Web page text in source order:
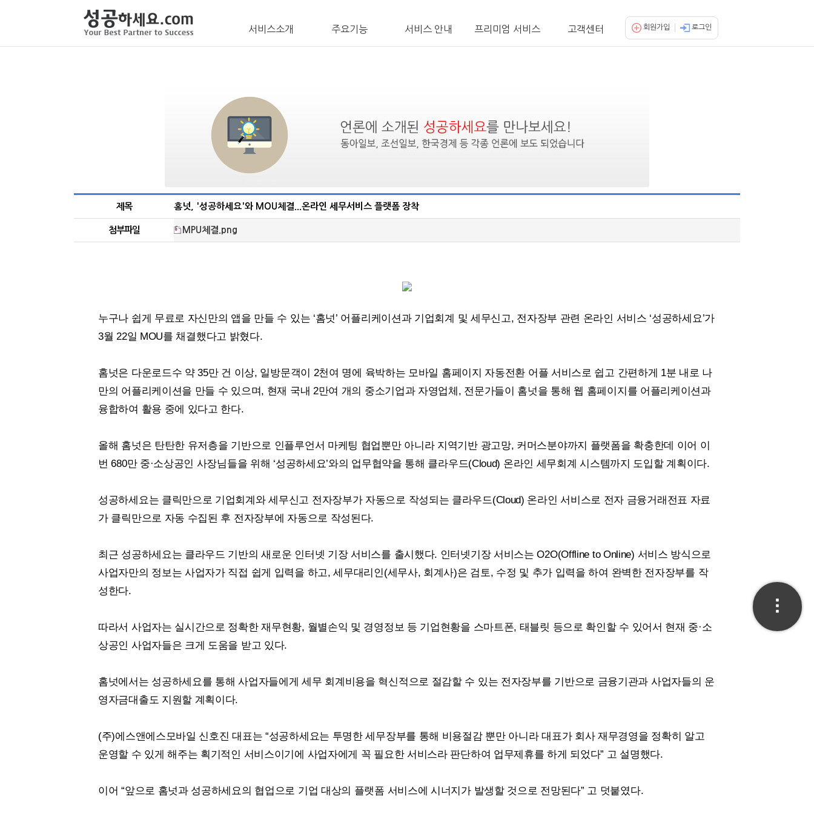
서비스소개 주요기능 서비스 안내 프리미엄 서비스 고객센터 회원가입 로그인
제목 홈넛, '성공하세요'와 MOU체결...온라인 세무서비스 플랫폼 장착
첨부파일 MPU체결.png
누구나 쉽게 무료로 자신만의 앱을 만들 수 있는 ‘홈넛’ 어플리케이션과 기업회계 및 세무신고, 전자장부 관련 온라인 서비스 ‘성공하세요’가
3월 22일 MOU를 채결했다고 밝혔다.
홈넛은 다운로드수 약 35만 건 이상, 일방문객이 2천여 명에 육박하는 모바일 홈페이지 자동전환 어플 서비스로 쉽고 간편하게 1분 내로 나
만의 어플리케이션을 만들 수 있으며, 현재 국내 2만여 개의 중소기업과 자영업체, 전문가들이 홈넛을 통해 웹 홈페이지를 어플리케이션과
융합하여 활용 중에 있다고 한다.
올해 홈넛은 탄탄한 유저층을 기반으로 인플루언서 마케팅 협업뿐만 아니라 지역기반 광고망, 커머스분야까지 플랫폼을 확충한데 이어 이
번 680만 중·소상공인 사장님들을 위해 ‘성공하세요’와의 업무협약을 통해 클라우드(Cloud) 온라인 세무회계 시스템까지 도입할 계획이다.
성공하세요는 클릭만으로 기업회계와 세무신고 전자장부가 자동으로 작성되는 클라우드(Cloud) 온라인 서비스로 전자 금융거래전표 자료
가 클릭만으로 자동 수집된 후 전자장부에 자동으로 작성된다.
최근 성공하세요는 클라우드 기반의 새로운 인터넷 기장 서비스를 출시했다. 인터넷기장 서비스는 O2O(Offline to Online) 서비스 방식으로
사업자만의 정보는 사업자가 직접 쉽게 입력을 하고, 세무대리인(세무사, 회계사)은 검토, 수정 및 추가 입력을 하여 완벽한 전자장부를 작
성한다.
따라서 사업자는 실시간으로 정확한 재무현황, 월별손익 및 경영정보 등 기업현황을 스마트폰, 태블릿 등으로 확인할 수 있어서 현재 중·소
상공인 사업자들은 크게 도움을 받고 있다.
홈넛에서는 성공하세요를 통해 사업자들에게 세무 회계비용을 혁신적으로 절감할 수 있는 전자장부를 기반으로 금융기관과 사업자들의 운
영자금대출도 지원할 계획이다.
(주)에스앤에스모바일 신호진 대표는 “성공하세요는 투명한 세무장부를 통해 비용절감 뿐만 아니라 대표가 회사 재무경영을 정확히 알고
운영할 수 있게 해주는 획기적인 서비스이기에 사업자에게 꼭 필요한 서비스라 판단하여 업무제휴를 하게 되었다” 고 설명했다.
이어 “앞으로 홈넛과 성공하세요의 협업으로 기업 대상의 플랫폼 서비스에 시너지가 발생할 것으로 전망된다” 고 덧붙였다.